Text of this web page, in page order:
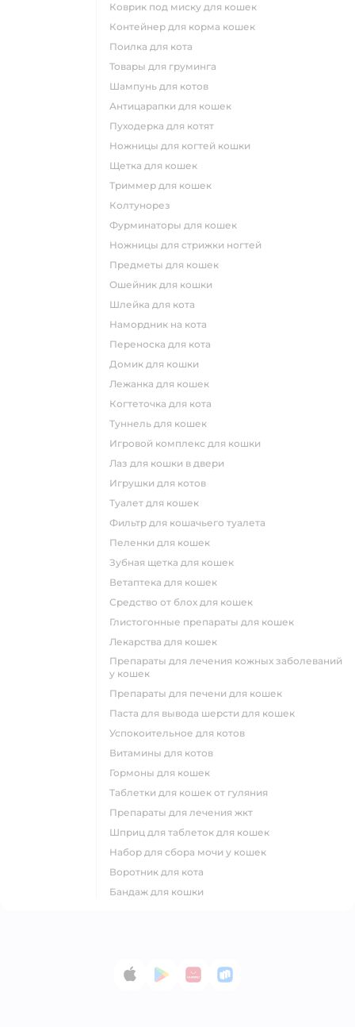
коврик под миску для кошек
контейнер для корма кошек
поилка для кота
товары для груминга
шампунь для котов
антицарапки для кошек
пуходерка для котят
ножницы для когтей кошки
щетка для кошек
триммер для кошек
колтунорез
фурминаторы для кошек
ножницы для стрижки ногтей
предметы для кошек
ошейник для кошки
шлейка для кота
намордник на кота
переноска для кота
домик для кошки
лежанка для кошек
когтеточка для кота
туннель для кошек
игровой комплекс для кошки
лаз для кошки в двери
игрушки для котов
туалет для кошек
фильтр для кошачьего туалета
пеленки для кошек
зубная щетка для кошек
ветаптека для кошек
средство от блох для кошек
глистогонные препараты для кошек
лекарства для кошек
препараты для лечения кожных заболеваний
у кошек
препараты для печени для кошек
паста для вывода шерсти для кошек
успокоительное для котов
витамины для котов
гормоны для кошек
таблетки для кошек от гуляния
препараты для лечения жкт
шприц для таблеток для кошек
набор для сбора мочи у кошек
воротник для кота
бандаж для кошки
App StoreGoogle Play
AppGallery
RuStore